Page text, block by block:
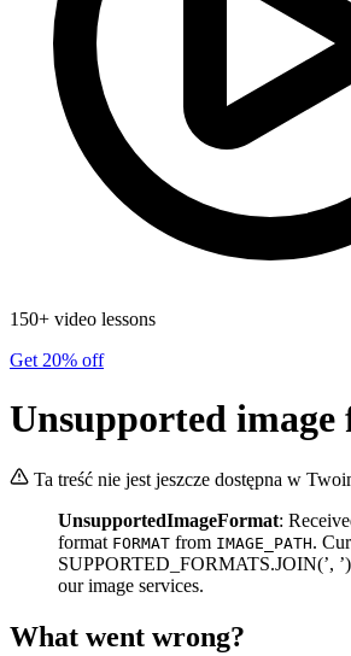
150+ video lessons
Get 20% off
Unsupported image
Ta treść nie jest jeszcze dostępna w
UnsupportedImageFormat:
format FORMAT from IMAGE_PATH.
SUPPORTED_FORMATS.JOIN(’,
our image services.
What went wrong?